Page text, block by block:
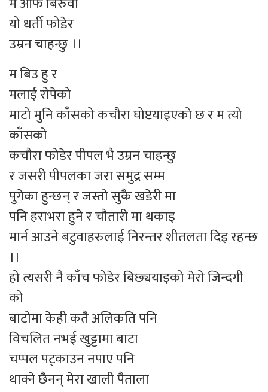
यो धर्ती फोडेर
उम्रन चाहन्छु ।।
म बिउ हु र
मलाई रोपेको
माटो मुनि काँसको कचौरा घोप्टयाइएको छ र म त्यो
काँसको
कचौरा फोडेर पीपल भै उम्रन चाहन्छु
र जसरी पीपलका जरा समुद्र सम्म
पुगेका हुन्छन् र जस्तो सुकै खडेरी मा
पनि हराभरा हुने र चौतारी मा थकाइ
मार्न आउने बटुवाहरुलाई निरन्तर शीतलता दिइ रहन्छ
।।
हो त्यसरी नै काँच फोडेर बिछ्ययाइको मेरो जिन्दगी
को
बाटोमा केही कतै अलिकति पनि
विचलित नभई खुट्टामा बाटा
चप्पल पट्काउन नपाए पनि
थाक्ने छैनन् मेरा खाली पैताला